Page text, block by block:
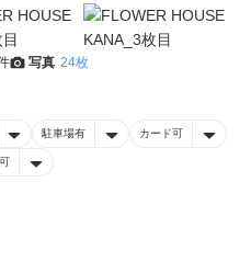
写真 24枚
駐車場有 カード可